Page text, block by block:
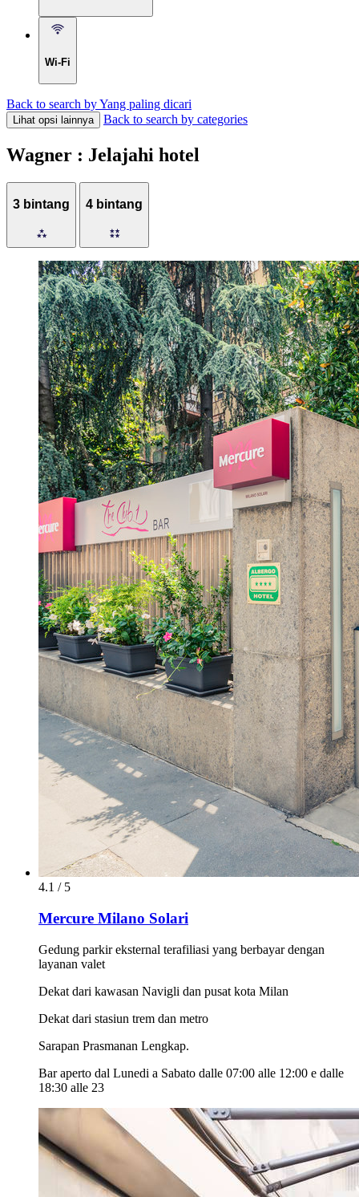
Wi-Fi
Back to search by Yang paling dicari
Lihat opsi lainnya Back to search by categories
Wagner : Jelajahi hotel
3 bintang 4 bintang
4.1 / 5
Mercure Milano Solari
Gedung parkir eksternal terafiliasi yang berbayar dengan
layanan valet
Dekat dari kawasan Navigli dan pusat kota Milan
Dekat dari stasiun trem dan metro
Sarapan Prasmanan Lengkap.
Bar aperto dal Lunedi a Sabato dalle 07:00 alle 12:00 e dalle
18:30 alle 23